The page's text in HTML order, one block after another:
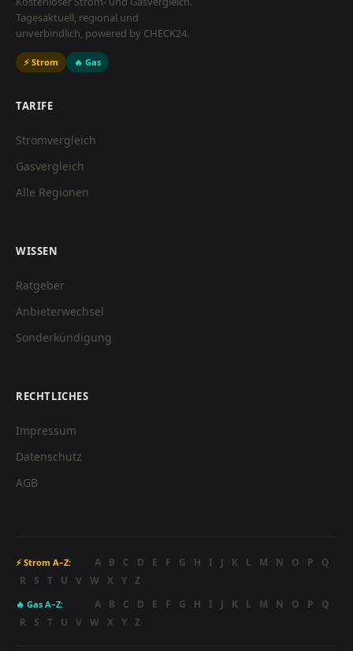
Tagesaktuell, regional und
unverbindlich, powered by CHECK24.
⚡ Strom 🔥 Gas
TARIFE
Stromvergleich
Gasvergleich
Alle Regionen
WISSEN
Ratgeber
Anbieterwechsel
Sonderkündigung
RECHTLICHES
Impressum
Datenschutz
AGB
⚡ Strom A–Z: A B C D E F G H I J K L M N O P
Q
R
S T U V W X Y Z
🔥 Gas A–Z: A B C D E F G H I J K L M N O P
Q
R
S T U V W X Y Z